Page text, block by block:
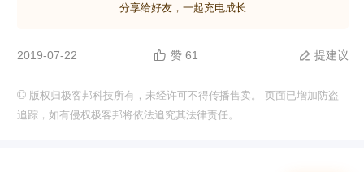
分享给好友，一起充电成长
2019-07-22  赞 61  提建议
© 版权归极客邦科技所有，未经许可不得传播售卖。 页面已增加防盗
追踪，如有侵权极客邦将依法追究其法律责任。